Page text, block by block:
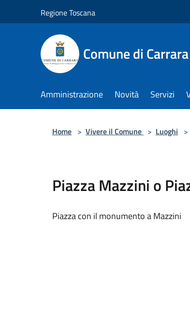
Regione Toscana
Comune di Carrara
Amministrazione Novità Servizi
Home > Vivere il Comune > Luoghi >
Piazza Mazzini o
Piazza con il monumento a Mazzini